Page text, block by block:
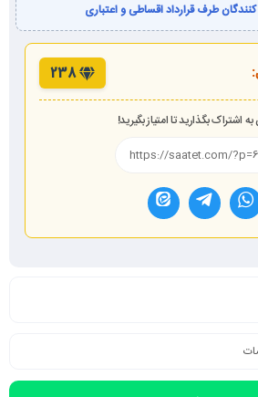
طرف قرارداد اقساطی و اعتباری
238
به اشتراک بگذارید تا امتیاز بگیرید!